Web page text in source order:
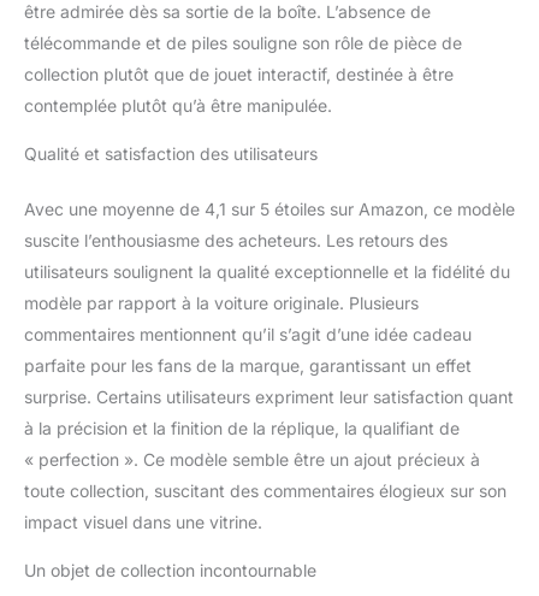
être admirée dès sa sortie de la boîte. L’absence de
télécommande et de piles souligne son rôle de pièce de
collection plutôt que de jouet interactif, destinée à être
contemplée plutôt qu’à être manipulée.
Qualité et satisfaction des utilisateurs
Avec une moyenne de 4,1 sur 5 étoiles sur Amazon, ce modèle
suscite l’enthousiasme des acheteurs. Les retours des
utilisateurs soulignent la qualité exceptionnelle et la fidélité du
modèle par rapport à la voiture originale. Plusieurs
commentaires mentionnent qu’il s’agit d’une idée cadeau
parfaite pour les fans de la marque, garantissant un effet
surprise. Certains utilisateurs expriment leur satisfaction quant
à la précision et la finition de la réplique, la qualifiant de
« perfection ». Ce modèle semble être un ajout précieux à
toute collection, suscitant des commentaires élogieux sur son
impact visuel dans une vitrine.
Un objet de collection incontournable